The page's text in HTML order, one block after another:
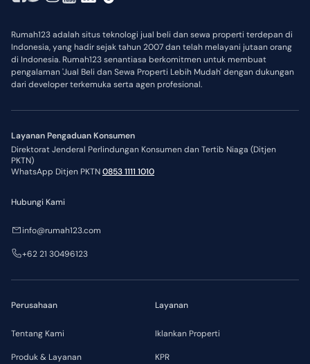
Rumah123 adalah situs teknologi jual beli dan sewa properti terdepan di
Indonesia, yang hadir sejak tahun 2007 dan telah melayani jutaan orang
di Indonesia. Rumah123 senantiasa berkomitmen untuk membuat
pengalaman 'Jual Beli dan Sewa Properti Lebih Mudah' dengan dukungan
dari developer terkemuka serta agen profesional.
Layanan Pengaduan Konsumen
Direktorat Jenderal Perlindungan Konsumen dan Tertib Niaga (Ditjen
PKTN)
WhatsApp Ditjen PKTN0853 1111 1010
Perusahaan
Tentang Kami
Produk & Layanan
Layanan
Iklankan Properti
KPR
Hubungi Kami
info@rumah123.com
+62 21 30496123